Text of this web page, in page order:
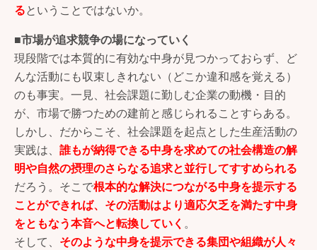
るということではないか。
■市場が追求競争の場になっていく
現段階では本質的に有効な中身が見つかっておらず、ど
んな活動にも収束しきれない（どこか違和感を覚える）
のも事実。一見、社会課題に勤しむ企業の動機・目的
が、市場で勝つための建前と感じられることすらある。
しかし、だからこそ、社会課題を起点とした生産活動の
実践は、 誰もが納得できる中身を求めての社会構造の解
明や自然の摂理のさらなる追求と並行してすすめられる
だろう。そこで根本的な解決につながる中身を提示する
ことができれば、その活動はより適応欠乏を満たす中身
をともなう本音へと転換していく 。
そして、 そのような中身を提示できる集団や組織が人々